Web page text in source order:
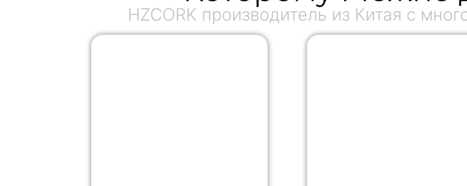
HZCORK производитель из Китая с